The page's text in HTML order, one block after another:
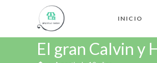
INICIO
El gran Calvin y